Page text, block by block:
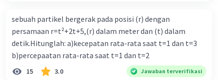
dalam rumus intensitas suara.
Semoga penjelasan ini membantu Anda memahami
konsep efek Doppler dan intensitas suara. 🙂
Beri Rating Balas
sebuah partikel bergerak pada posisi (r) dengan
persamaan r=t²+2t+5,(r) dalam meter dan (t) dalam
detik.Hitunglah: a)kecepatan rata-rata saat t=1 dan t=3
b)percepaatan rata-rata saat t=1 dan t=2
15 3.0 Jawaban terverifikasi